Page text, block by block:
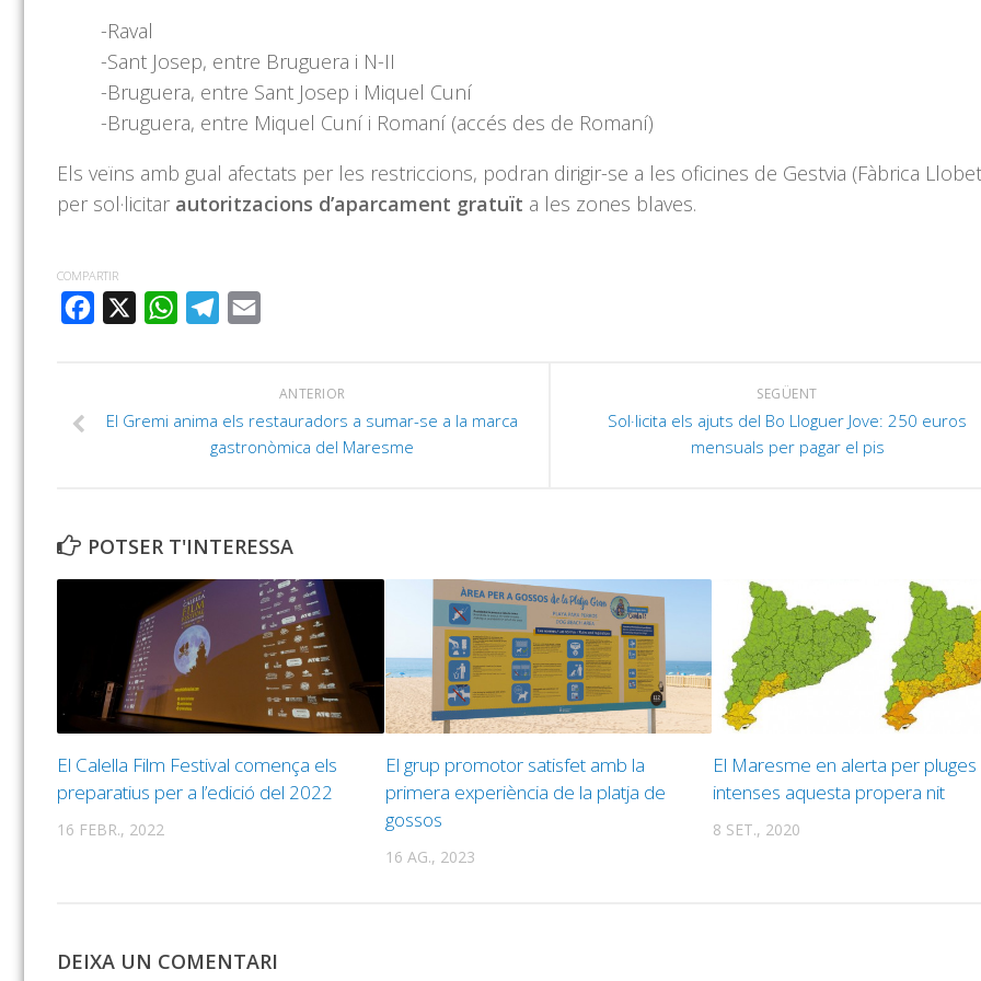
-Raval
-Sant Josep, entre Bruguera i N-II
-Bruguera, entre Sant Josep i Miquel Cuní
-Bruguera, entre Miquel Cuní i Romaní (accés des de Romaní)
Els veïns amb gual afectats per les restriccions, podran dirigir-se a les oficines de Gestvia (Fàbrica
per sol·licitar autoritzacions d’aparcament gratuït a les zones blaves.
COMPARTIR
FACEBOOK
WHATSAPPTELEGRAM
SEGÜENT
Sol·licita els ajuts del Bo Lloguer Jove: 250 euros
mensuals per pagar el pis
ANTERIOR
El Gremi anima els restauradors a sumar-se a la marca
gastronòmica del Maresme
POTSER T'INTERESSA
El Calella Film Festival comença els
preparatius per a l’edició del 2022
16 FEBR., 2022
El grup promotor satisfet amb la
primera experiència de la platja de
gossos
16 AG., 2023
El Maresme en alerta per pluges
intenses aquesta propera nit
8 SET., 2020
DEIXA UN COMENTARI